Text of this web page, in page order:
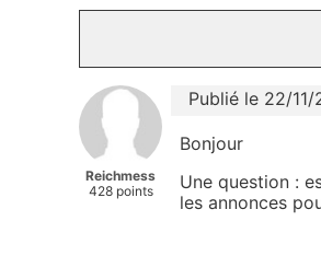
Reichmess
428 points
Publié le 22/
Bonjour
Une question :
les annonces